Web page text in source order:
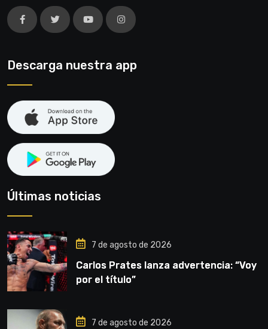
Descarga nuestra app
Últimas noticias
7 de agosto de 2026
Carlos Prates lanza advertencia: “Voy
por el título”
7 de agosto de 2026